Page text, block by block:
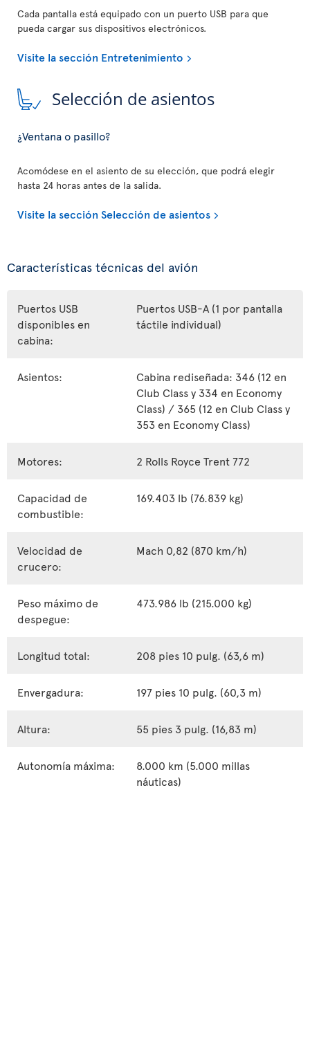
Cada pantalla está equipado con un puerto USB para que
pueda cargar sus dispositivos electrónicos.
Visite la sección Entretenimiento
Selección de asientos
¿Ventana o pasillo?
Acomódese en el asiento de su elección, que podrá elegir
hasta 24 horas antes de la salida.
Visite la sección Selección de asientos
Características técnicas del avión
Puertos USB
disponibles en
cabina:
Puertos USB-A (1 por pantalla
táctile individual)
Asientos:
Cabina rediseñada: 346 (12 en
Club Class y 334 en Economy
Class) / 365 (12 en Club Class y
353 en Economy Class)
Motores: 2 Rolls Royce Trent 772
Capacidad de
combustible:
169.403 lb (76.839 kg)
Velocidad de
crucero:
Mach 0,82 (870 km/h)
Peso máximo de
despegue:
473.986 lb (215.000 kg)
Longitud total: 208 pies 10 pulg. (63,6 m)
Envergadura: 197 pies 10 pulg. (60,3 m)
Altura: 55 pies 3 pulg. (16,83 m)
Autonomía máxima:
8.000 km (5.000 millas
náuticas)